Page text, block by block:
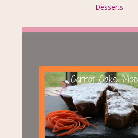
Desserts